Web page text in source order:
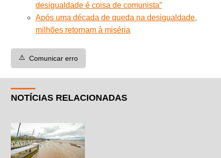
desigualdade é coisa de comunista”
Após uma década de queda na desigualdade,
milhões retornam à miséria
⚠️ Comunicar erro
NOTÍCIAS RELACIONADAS